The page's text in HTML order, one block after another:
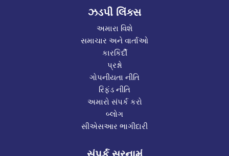
ઝડપી લિંક્સ
અમારા વિશે
સમાચાર અને વાર્તાઓ
કારકિર્દી
પ્રશ્નો
ગોપનીયતા નીતિ
રિફંડ નીતિ
અમારો સંપર્ક કરો
બ્લોગ
સીએસઆર ભાગીદારી